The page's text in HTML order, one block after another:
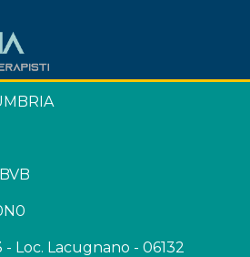
- Loc. Lacugnano - 06132